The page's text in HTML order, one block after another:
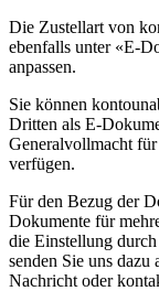
Die Zustellart von
ebenfalls unter «E-
anpassen.
Sie können
Dritten als E-
Generalvollmacht
verfügen.
Für den Bezug der
Dokumente für
die Einstellung
senden Sie uns
Nachricht oder